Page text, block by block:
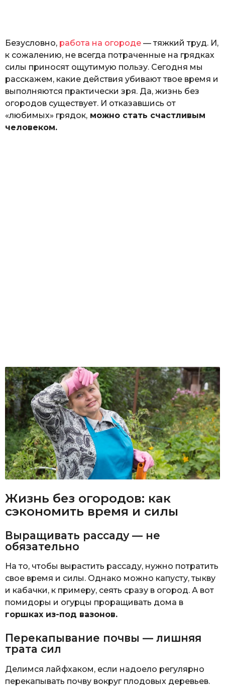
Безусловно, работа на огороде — тяжкий труд. И,
к сожалению, не всегда потраченные на грядках
силы приносят ощутимую пользу. Сегодня мы
расскажем, какие действия убивают твое время и
выполняются практически зря. Да, жизнь без
огородов существует. И отказавшись от
«любимых» грядок, можно стать счастливым
человеком.
Жизнь без огородов: как
сэкономить время и силы
Выращивать рассаду — не
обязательно
На то, чтобы вырастить рассаду, нужно потратить
свое время и силы. Однако можно капусту, тыкву
и кабачки, к примеру, сеять сразу в огород. А вот
помидоры и огурцы проращивать дома в
горшках из-под вазонов.
Перекапывание почвы — лишняя
трата сил
Делимся лайфхаком, если надоело регулярно
перекапывать почву вокруг плодовых деревьев.